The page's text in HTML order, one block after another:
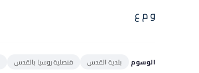
و م ع
الوسوم بلدية القدس قنصلية روسيا بالقدس